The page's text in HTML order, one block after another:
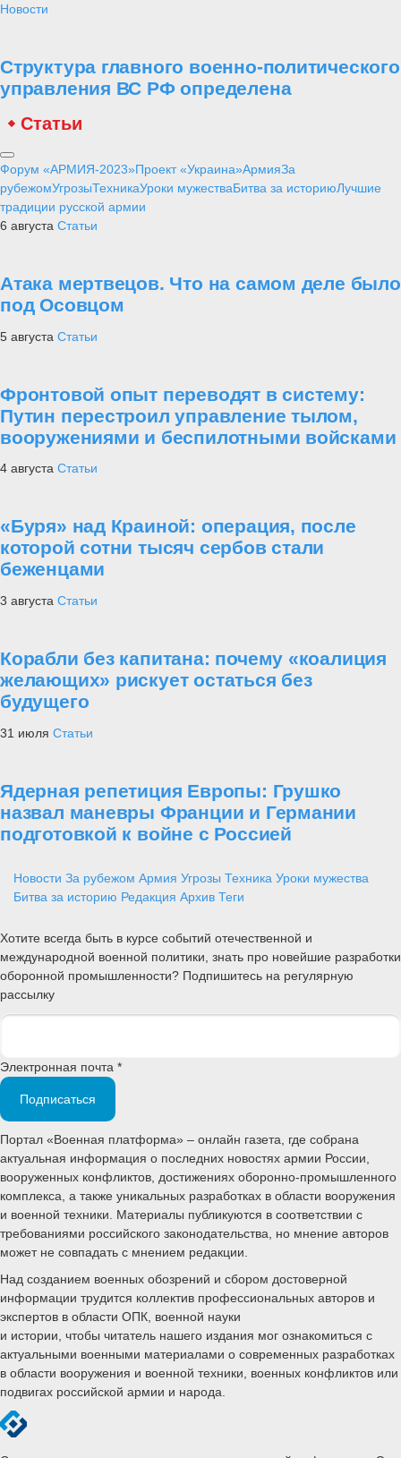
Новости
Структура главного военно-политического
управления ВС РФ определена
Статьи
Форум «АРМИЯ-2023»Проект «Украина»АрмияЗа
рубежомУгрозыТехникаУроки мужестваБитва за историюЛучшие
традиции русской армии
6 августа Статьи
Атака мертвецов. Что на самом деле было
под Осовцом
5 августа Статьи
Фронтовой опыт переводят в систему:
Путин перестроил управление тылом,
вооружениями и беспилотными войсками
4 августа Статьи
«Буря» над Краиной: операция, после
которой сотни тысяч сербов стали
беженцами
3 августа Статьи
Корабли без капитана: почему «коалиция
желающих» рискует остаться без
будущего
31 июля Статьи
Ядерная репетиция Европы: Грушко
назвал маневры Франции и Германии
подготовкой к войне с Россией
Новости За рубежом Армия Угрозы Техника Уроки мужества
Битва за историю Редакция Архив Теги
Хотите всегда быть в курсе событий отечественной и
международной военной политики, знать про новейшие разработки
оборонной промышленности? Подпишитесь на регулярную
рассылку
Электронная почта *
Подписаться
Портал «Военная платформа» – онлайн газета, где собрана
актуальная информация о последних новостях армии России,
вооруженных конфликтов, достижениях оборонно-промышленного
комплекса, а также уникальных разработках в области вооружения
и военной техники. Материалы публикуются в соответствии с
требованиями российского законодательства, но мнение авторов
может не совпадать с мнением редакции.
Над созданием военных обозрений и сбором достоверной
информации трудится коллектив профессиональных авторов и
экспертов в области ОПК, военной науки
и истории, чтобы читатель нашего издания мог ознакомиться с
актуальными военными материалами о современных разработках
в области вооружения и военной техники, военных конфликтов или
подвигах российской армии и народа.